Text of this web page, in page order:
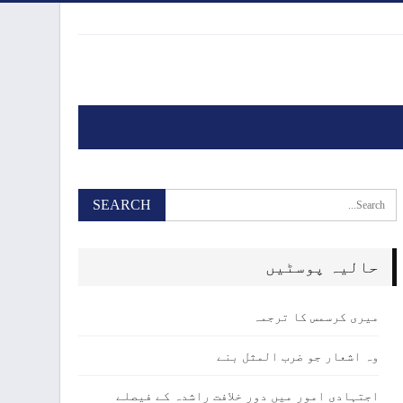
حالیہ پوسٹیں
میری کرسمس کا ترجمہ
وہ اشعار جو ضرب المثل بنے
اجتہادی امور میں دور خلافت راشدہ کے فیصلے